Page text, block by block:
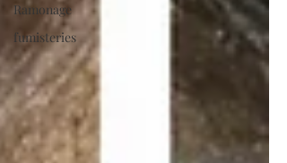
Ramonage
fumisteries